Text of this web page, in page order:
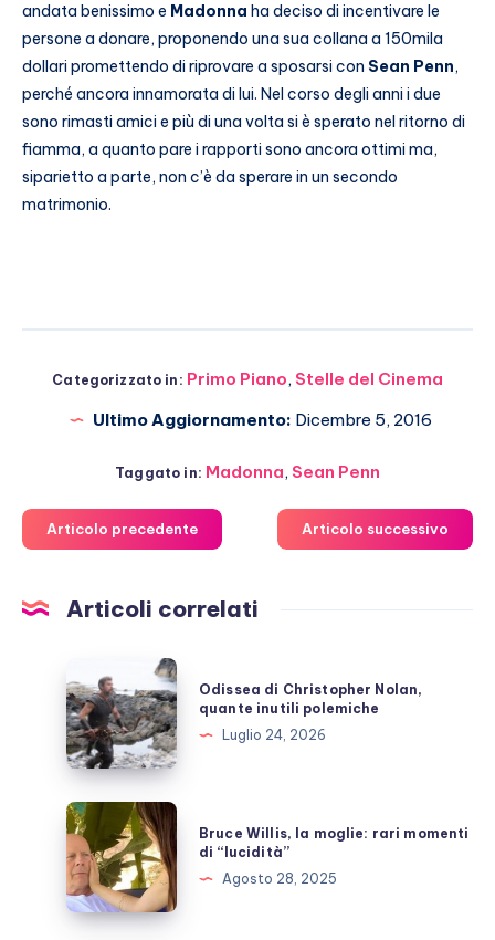
andata benissimo e Madonna ha deciso di incentivare le
persone a donare, proponendo una sua collana a 150mila
dollari promettendo di riprovare a sposarsi con Sean Penn,
perché ancora innamorata di lui. Nel corso degli anni i due
sono rimasti amici e più di una volta si è sperato nel ritorno di
fiamma, a quanto pare i rapporti sono ancora ottimi ma,
siparietto a parte, non c’è da sperare in un secondo
matrimonio.
Categorizzato in: Primo Piano, Stelle del Cinema
Ultimo Aggiornamento: Dicembre 5, 2016
Taggato in: Madonna, Sean Penn
Articolo precedente Articolo successivo
Articoli correlati
di
Christopher
Nolan,
quante
inutili
polemiche
Odissea di Christopher Nolan,
quante inutili polemiche
Luglio 24, 2026
Bruce
Willis,
la
moglie:
rari
Bruce Willis, la moglie: rari momenti
di “lucidità”
Agosto 28, 2025